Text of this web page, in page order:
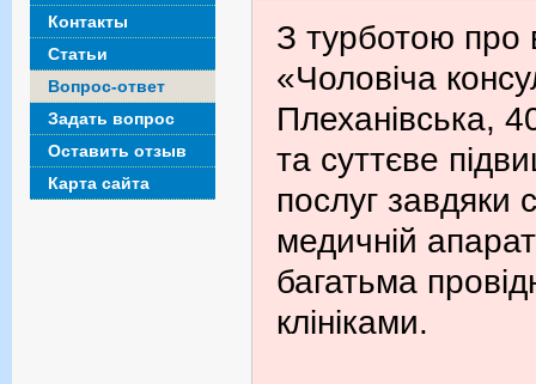
Контакты
Статьи
Вопрос-ответ
Задать вопрос
Оставить отзыв
Карта сайта
З турботою про
«Чоловіча
Плеханівська,
та суттєве
послуг завдяки
медичній
багатьма
клініками.